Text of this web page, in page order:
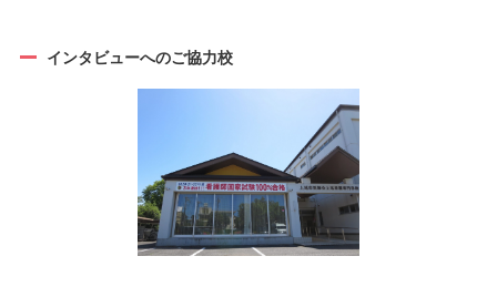
インタビューへのご協力校